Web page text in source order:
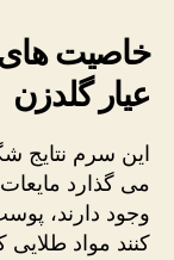
عیار گلدزن
این سرم نتایج
می گذارد
وجود دارند،
کنند مواد